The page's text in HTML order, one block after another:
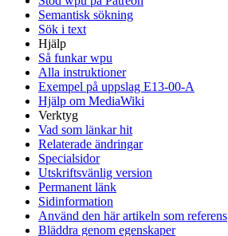
Semantisk sökning
Sök i text
Hjälp
Så funkar wpu
Alla instruktioner
Exempel på uppslag E13-00-A
Hjälp om MediaWiki
Verktyg
Vad som länkar hit
Relaterade ändringar
Specialsidor
Utskriftsvänlig version
Permanent länk
Sidinformation
Använd den här artikeln som referens
Bläddra genom egenskaper